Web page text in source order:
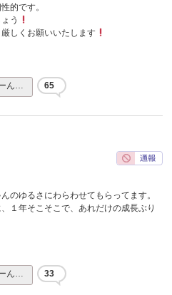
的です。
う
しくお願いいたします
ん… 65
のゆるさにわらわせてもらってます。
１年そこそこで、あれだけの成長ぶり
ん… 33